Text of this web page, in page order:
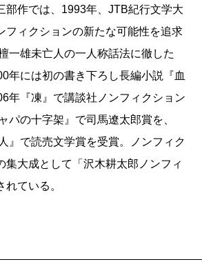
それを縦に並べると変化したこ
が、横に並べるとどのように変
。中国人が重要視するパター
現れるのだ。縦を横にするだけ
柄が感動的だ。引用すればその
わかりいただけるだろうが、い
を取ってしまうのでここはぐっ
ねるように躍っていく様子は、
していただきたい。
での作品と変わらず、上質で
物造形には、カシアス内藤とい
を描いた沢木さんの名作ノンフ
瞬の夏』を思い出しました。航
の才能があり、プロのカメラマ
、周囲の人間からも好感を持た
観的に見れば幸せな人生なの
普通の幸せ」では決して満足で
うなものを抱えていて、常に、
かった沢木さんが、今度は自分
部作では、1993年、JTB紀行文学大
フィクションの新たな可能性を追求
一雄未亡人の一人称話法に徹した
年には初の書き下ろし長編小説『血
年『凍』で講談社ノンフィクション
パの十字架』で司馬遼太郎賞を、
』で読売文学賞を受賞。ノンフィク
集大成として「沢木耕太郎ノンフィ
ている。